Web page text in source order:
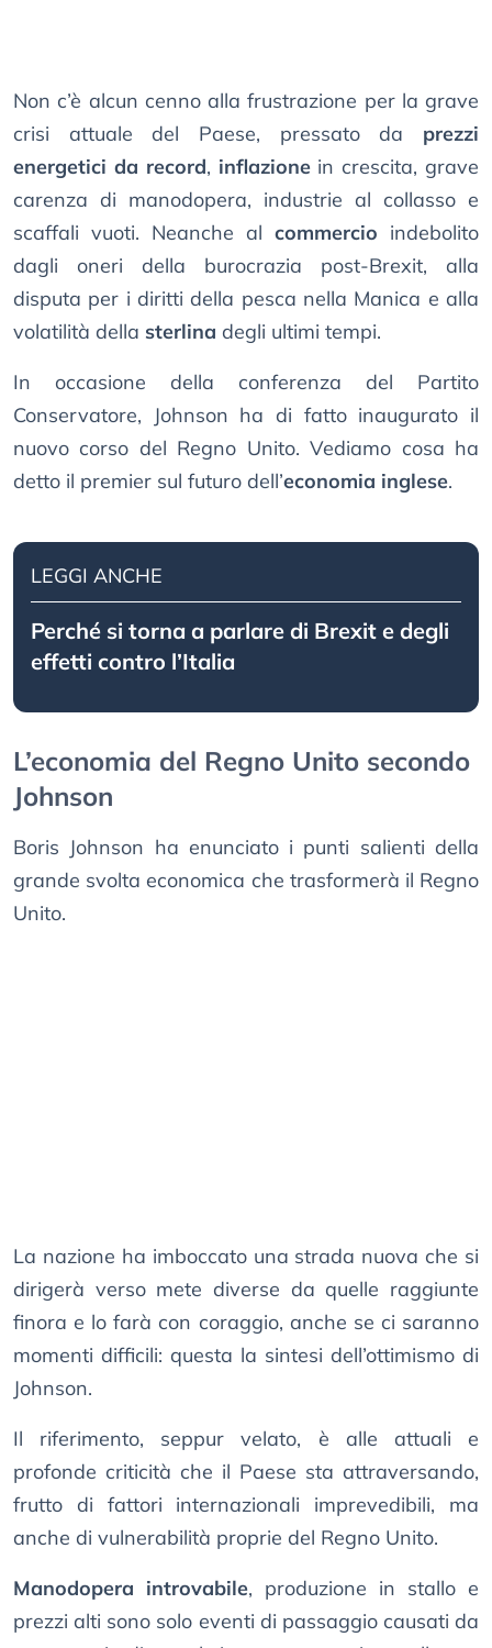
Non c’è alcun cenno alla frustrazione per la grave
crisi attuale del Paese, pressato da prezzi
energetici da record, inflazionein crescita, grave
carenza di manodopera, industrie al collasso e
scaffali vuoti. Neanche al commercio indebolito
dagli oneri della burocrazia post-Brexit, alla
disputa per i diritti della pesca nella Manica e alla
volatilità della sterlina degli ultimi tempi.
In occasione della conferenza del Partito
Conservatore, Johnson ha di fatto inaugurato il
nuovo corso del Regno Unito. Vediamo cosa ha
detto il premier sul futuro dell’economia inglese.
LEGGI ANCHE
Perché si torna a parlare di Brexit e degli
effetti contro l’Italia
L’economia del Regno Unito secondo
Johnson
Boris Johnson ha enunciato i punti salienti della
grande svolta economica che trasformerà il Regno
Unito.
La nazione ha imboccato una strada nuova che si
dirigerà verso mete diverse da quelle raggiunte
finora e lo farà con coraggio, anche se ci saranno
momenti difficili: questa la sintesi dell’ottimismo di
Johnson.
Il riferimento, seppur velato, è alle attuali e
profonde criticità che il Paese sta attraversando,
frutto di fattori internazionali imprevedibili, ma
anche di vulnerabilità proprie del Regno Unito.
Manodopera introvabile, produzione in stallo e
prezzi alti sono solo eventi di passaggio causati da